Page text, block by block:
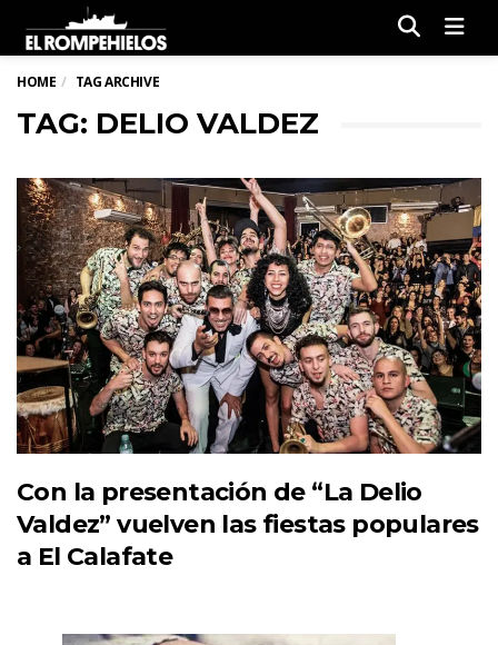
HOME TAG ARCHIVE
TAG: DELIO VALDEZ
Con la presentación de “La Delio
Valdez” vuelven las fiestas populares
a El Calafate